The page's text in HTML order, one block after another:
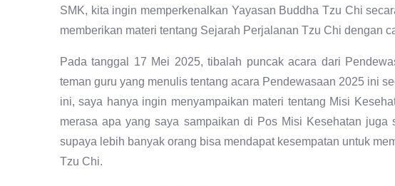
SMK, kita ingin memperkenalkan Yayasan Buddha Tzu Chi
memberikan materi tentang Sejarah Perjalanan Tzu Chi dengan
Pada tanggal 17 Mei 2025, tibalah puncak acara dari
teman guru yang menulis tentang acara Pendewasaan 2025 ini
ini, saya hanya ingin menyampaikan materi tentang Misi
merasa apa yang saya sampaikan di Pos Misi Kesehatan
supaya lebih banyak orang bisa mendapat kesempatan untuk
Tzu Chi.